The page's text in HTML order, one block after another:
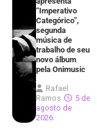
“Imperativo
Categórico”,
segunda
música de
trabalho de seu
novo álbum
pela Onimusic
Rafael
Ramos
5 de
agosto de
2026